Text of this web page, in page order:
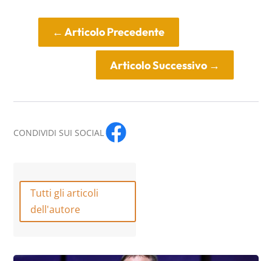
←Articolo Precedente
Articolo Successivo→
CONDIVIDI SUI SOCIAL
Tutti gli articoli
dell'autore